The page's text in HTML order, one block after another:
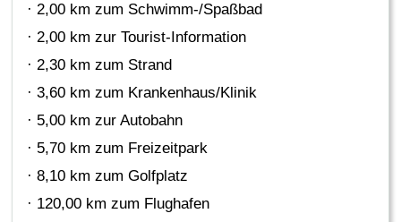
· 2,00 km zum Schwimm-/Spaßbad
· 2,00 km zur Tourist-Information
· 2,30 km zum Strand
· 3,60 km zum Krankenhaus/Klinik
· 5,00 km zur Autobahn
· 5,70 km zum Freizeitpark
· 8,10 km zum Golfplatz
· 120,00 km zum Flughafen